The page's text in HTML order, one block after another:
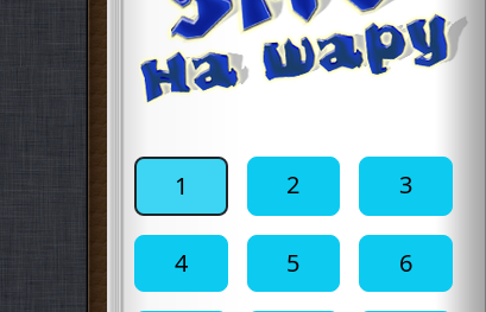
1 2 3
4 5 6